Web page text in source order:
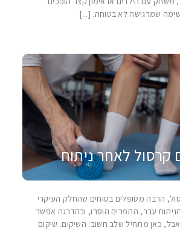
שמרגישה לא בטוחה. [...]
קרסול לאחר ניתוח
הרבה מטופלים בטוחים שהחלק העיקרי
עבר, התפרים הוסרו, ובהדרגה אפשר
כאן מתחיל שלב חשוב: השיקום. שיקום